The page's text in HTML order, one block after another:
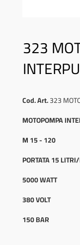
323
Cod. Art.323
MOTOPOMPA
M 15 - 120
PORTATA 15
5000 WATT
380 VOLT
150 BAR